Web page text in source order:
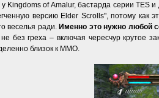
у Kingdoms of Amalur, бастарда серии TES
версию Elder Scrolls", потому как
веселья ради. Именно это нужно любой
без греха – включая чересчур крутое
близок к ММО.